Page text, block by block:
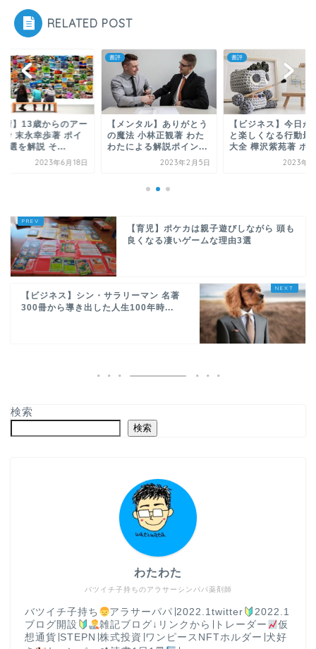
RELATED POST
術】13歳からのアー
考 末永幸歩著 ポイ
3選を解説 そ...
2023年6月18日
書評
【メンタル】ありがとう
の魔法 小林正観著 わた
わたによる解説ポイン...
2023年2月5日
書評
【ビジネス】今日が
と楽しくなる行動最
大全 樺沢紫苑著 ポ
2023年3
【育児】ポケカは親子遊びしながら 頭も
良くなる凄いゲームな理由3選
【ビジネス】シン・サラリーマン 名著
300冊から導き出した人生100年時...
検索
検索
バツイチ子持ちのアラサーシンパパ薬剤師
わたわた
バツイチ子持ち アラサーパパ∣2022.1twitter
2022.1
ブログ開設
雑記ブログ↓リンクから∣トレーダー
仮
想通貨∣STEPN∣株式投資∣ワンピースNFTホルダー∣犬好